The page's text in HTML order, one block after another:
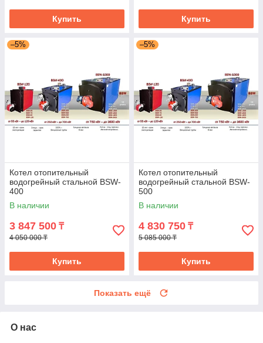
Купить Купить
–5%
Котел отопительный
водогрейный стальной BSW-
400
В наличии
3 847 500 ₸
4 050 000 ₸
Купить
–5%
Котел отопительный
водогрейный стальной BSW-
500
В наличии
4 830 750 ₸
5 085 000 ₸
Купить
Показать ещё
О нас